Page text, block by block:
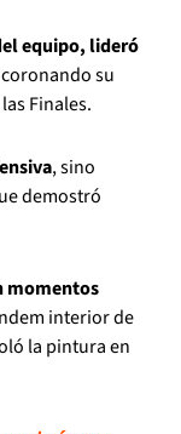
equipo, lideró
su
Finales.
, sino
demostró
momentos
interior de
la pintura en